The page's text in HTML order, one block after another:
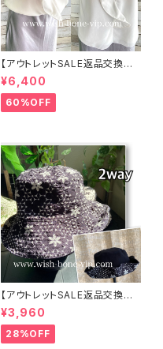
【アウトレットSALE返品交換不
可8/20まで】イタリア製 CASA
DEILUCA ITALY｜前フリル＆B
IGフリルトップス /ホワイト
¥6,400
60%OFF
【アウトレットSALE返品交換不
可8/20まで】ワッフル立体フラワ
ー＆無地 2way リバーシブルハ
ット・ワイヤー入り変形ハット・フ
ラワー帽子【ブラック】
¥3,960
28%OFF